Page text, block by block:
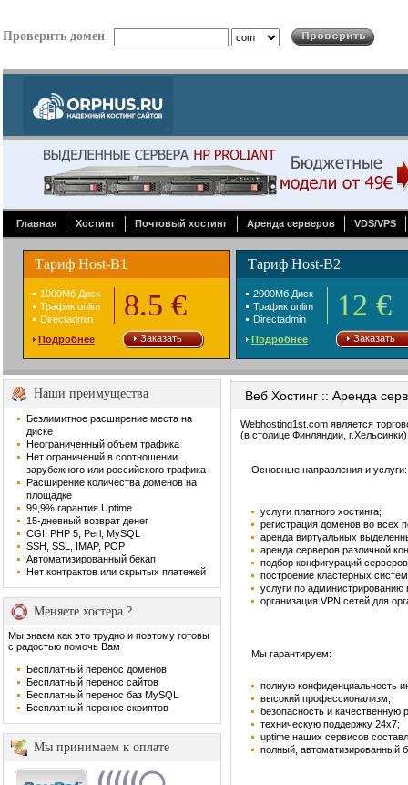
Проверить домен
Главная Хостинг Почтовый хостинг Аренда серверов VDS/VPS
Тариф Host-B1
1000Mб Диск
Трафик unlim
Directadmin
8.5 €
Подробнее Заказать
Тариф Host-B2
2000Mб Диск
Трафик unlim
Directadmin
12 €
Подробнее Заказать
Наши преимущества
Безлимитное расширение места на
диске
Неограниченный объем трафика
Нет ограничений в соотношении
зарубежного или российского трафика
Расширение количества доменов на
площадке
99,9% гарантия Uptime
15-дневный возврат денег
CGI, PHP 5, Perl, MySQL
SSH, SSL, IMAP, POP
Автоматизированный бекап
Нет контрактов или скрытых платежей
Меняете хостера ?
Мы знаем как это трудно и поэтому готовы
с радостью помочь Вам
Бесплатный перенос доменов
Бесплатный перенос сайтов
Бесплатный перенос баз MySQL
Бесплатный перенос скриптов
Мы принимаем к оплате
Веб Хостинг :: Аренда
Webhosting1st.com является
(в столице Финляндии,
Основные направления и услуги:
услуги платного хостинга;
регистрация доменов во всех
аренда виртуальных
аренда серверов различной
подбор конфигураций
построение кластерных
услуги по
организация VPN сетей для
Мы гарантируем:
полную конфиденциальность
высокий профессионализм;
безопасность и качественную
техническую поддержку 24х7;
uptime наших сервисов
полный, автоматизированный